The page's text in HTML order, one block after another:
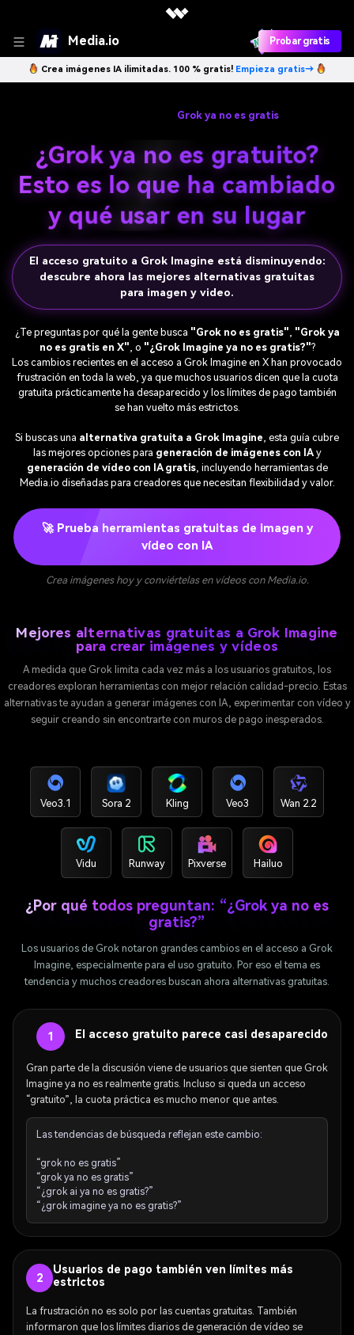
Media.io Probar gratis
Crea imágenes IA ilimitadas. 100 % gratis! Empieza gratis→
Grok ya no es gratis
¿Grok ya no es gratuito?
Esto es lo que ha cambiado
y qué usar en su lugar
El acceso gratuito a Grok Imagine está disminuyendo:
descubre ahora las mejores alternativas gratuitas
para imagen y video.
¿Te preguntas por qué la gente busca "Grok no es gratis", "Grok ya
no es gratis en X", o "¿Grok Imagine ya no es gratis?"?
Los cambios recientes en el acceso a Grok Imagine en X han provocado
frustración en toda la web, ya que muchos usuarios dicen que la cuota
gratuita prácticamente ha desaparecido y los límites de pago también
se han vuelto más estrictos.
Si buscas una alternativa gratuita a Grok Imagine, esta guía cubre
las mejores opciones para generación de imágenes con IAy
generación de vídeo con IA gratis, incluyendo herramientas de
Media.io diseñadas para creadores que necesitan flexibilidad y valor.
🚀 Prueba herramientas gratuitas de imagen y
vídeo con IA
Crea imágenes hoy y conviértelas en vídeos con Media.io.
Mejores alternativas gratuitas a Grok Imagine
para crear imágenes y vídeos
A medida que Grok limita cada vez más a los usuarios gratuitos, los
creadores exploran herramientas con mejor relación calidad-precio. Estas
alternativas te ayudan a generar imágenes con IA, experimentar con vídeo y
seguir creando sin encontrarte con muros de pago inesperados.
Veo3.1 Sora 2 Kling Veo3 Wan 2.2
Vidu Runway Pixverse Hailuo
¿Por qué todos preguntan: “¿Grok ya no es
gratis?”
Los usuarios de Grok notaron grandes cambios en el acceso a Grok
Imagine, especialmente para el uso gratuito. Por eso el tema es
tendencia y muchos creadores buscan ahora alternativas gratuitas.
1 El acceso gratuito parece casi desaparecido
Gran parte de la discusión viene de usuarios que sienten que Grok
Imagine ya no es realmente gratis. Incluso si queda un acceso
“gratuito”, la cuota práctica es mucho menor que antes.
Las tendencias de búsqueda reflejan este cambio:
“grok no es gratis”
“grok ya no es gratis”
“¿grok ai ya no es gratis?”
“¿grok imagine ya no es gratis?”
2
Usuarios de pago también ven límites más
estrictos
La frustración no es solo por las cuentas gratuitas. También
informaron que los límites diarios de generación de vídeo se